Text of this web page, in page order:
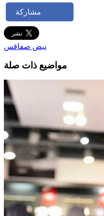
مشاركة
نبض صفاقس
مواضيع ذات صلة